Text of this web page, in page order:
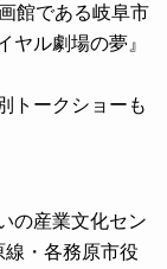
館である岐阜市
ヤル劇場の夢』
トークショーも
の産業文化セン
・各務原市役